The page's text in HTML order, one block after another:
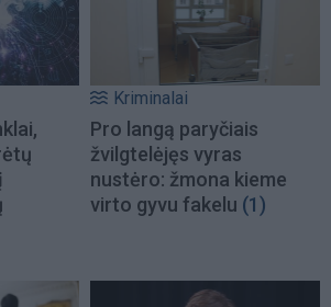
Kriminalai
Pro langą paryčiais
žvilgtelėjęs vyras
nustėro: žmona kieme
virto gyvu fakelu (1)